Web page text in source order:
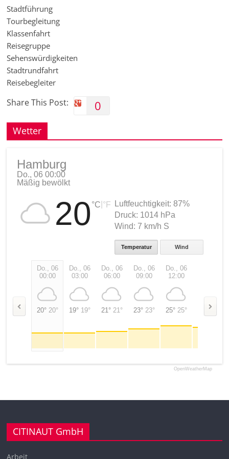
Stadtführung
Tourbegleitung
Klassenfahrt
Reisegruppe
Sehenswürdigkeiten
Stadtrundfahrt
Reisebegleiter
Share This Post: 0
Wetter
Hamburg
Do., 06 00:00
Mäßig bewölkt
20 °C °F Luftfeuchtigkeit: 87%
Druck: 1014 hPa
Wind: 7 km/h S
Temperatur Wind
Do., 06
00:00
20° 20°
Do., 06
03:00
19° 19°
Do., 06
06:00
21° 21°
Do., 06
09:00
23° 23°
Do., 06
12:00
25° 25° 23°
OpenWeatherMap
CITINAUT GmbH
Arbeit